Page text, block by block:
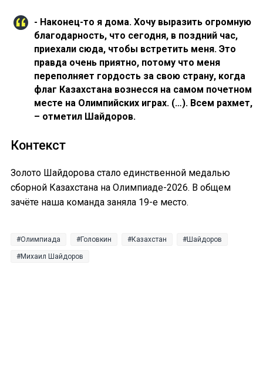
- Наконец-то я дома. Хочу выразить огромную
благодарность, что сегодня, в поздний час,
приехали сюда, чтобы встретить меня. Это
правда очень приятно, потому что меня
переполняет гордость за свою страну, когда
флаг Казахстана вознесся на самом почетном
месте на Олимпийских играх. (…). Всем рахмет,
– отметил Шайдоров.
Контекст
Золото Шайдорова стало единственной медалью
сборной Казахстана на Олимпиаде-2026. В общем
зачёте наша команда заняла 19-е место.
Олимпиада Головкин Казахстан Шайдоров
Михаил Шайдоров